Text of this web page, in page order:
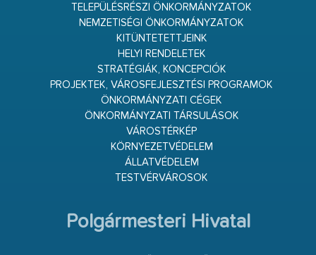
TELEPÜLÉSRÉSZI ÖNKORMÁNYZATOK
NEMZETISÉGI ÖNKORMÁNYZATOK
KITÜNTETETTJEINK
HELYI RENDELETEK
STRATÉGIÁK, KONCEPCIÓK
PROJEKTEK, VÁROSFEJLESZTÉSI PROGRAMOK
ÖNKORMÁNYZATI CÉGEK
ÖNKORMÁNYZATI TÁRSULÁSOK
VÁROSTÉRKÉP
KÖRNYEZETVÉDELEM
ÁLLATVÉDELEM
TESTVÉRVÁROSOK
Polgármesteri Hivatal